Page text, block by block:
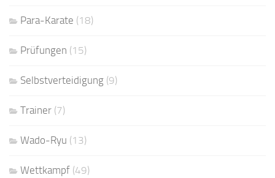
Para-Karate (18)
Prüfungen (15)
Selbstverteidigung (9)
Trainer (7)
Wado-Ryu (13)
Wettkampf (49)